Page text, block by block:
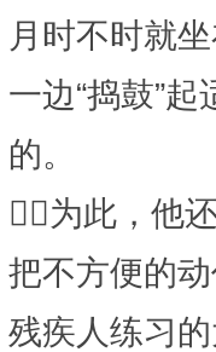
月时不时就
一边“捣鼓”
的。
为此，他
把不方便的
残疾人练习